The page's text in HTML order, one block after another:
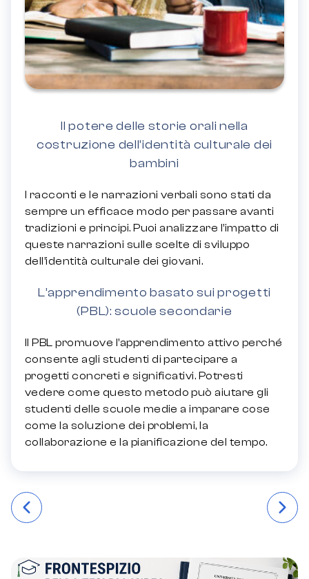
Il potere delle storie orali nella
costruzione dell’identità culturale dei
bambini
I racconti e le narrazioni verbali sono stati da
sempre un efficace modo per passare avanti
tradizioni e principi. Puoi analizzare l’impatto di
queste narrazioni sulle scelte di sviluppo
dell’identità culturale dei giovani.
L’apprendimento basato sui progetti
(PBL): scuole secondarie
Il PBL promuove l’apprendimento attivo perché
consente agli studenti di partecipare a
progetti concreti e significativi. Potresti
vedere come questo metodo può aiutare gli
studenti delle scuole medie a imparare cose
come la soluzione dei problemi, la
collaborazione e la pianificazione del tempo.
Навігація
записів